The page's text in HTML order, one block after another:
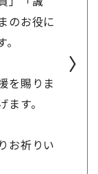
のお役に
を賜りま
す。
お祈りい
〉